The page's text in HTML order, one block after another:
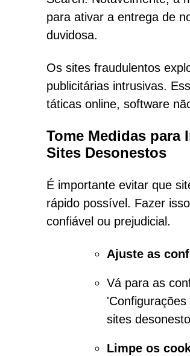
para ativar a entrega de
duvidosa.
Os sites fraudulentos
publicitárias intrusivas.
táticas online, software
Tome Medidas para
Sites Desonestos
É importante evitar que
rápido possível. Fazer
confiável ou prejudicial.
Ajuste as
Vá para as
sites
Limpe os